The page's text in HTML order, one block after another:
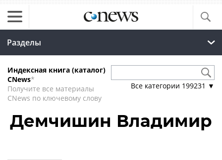
Разделы
Индексная книга (каталог)
CNews*
Получите все материалы
CNews по ключевому слову
Все категории 199231 ▼
Демчишин Владимир